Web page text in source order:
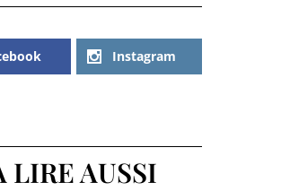
Instagram
LIRE AUSSI